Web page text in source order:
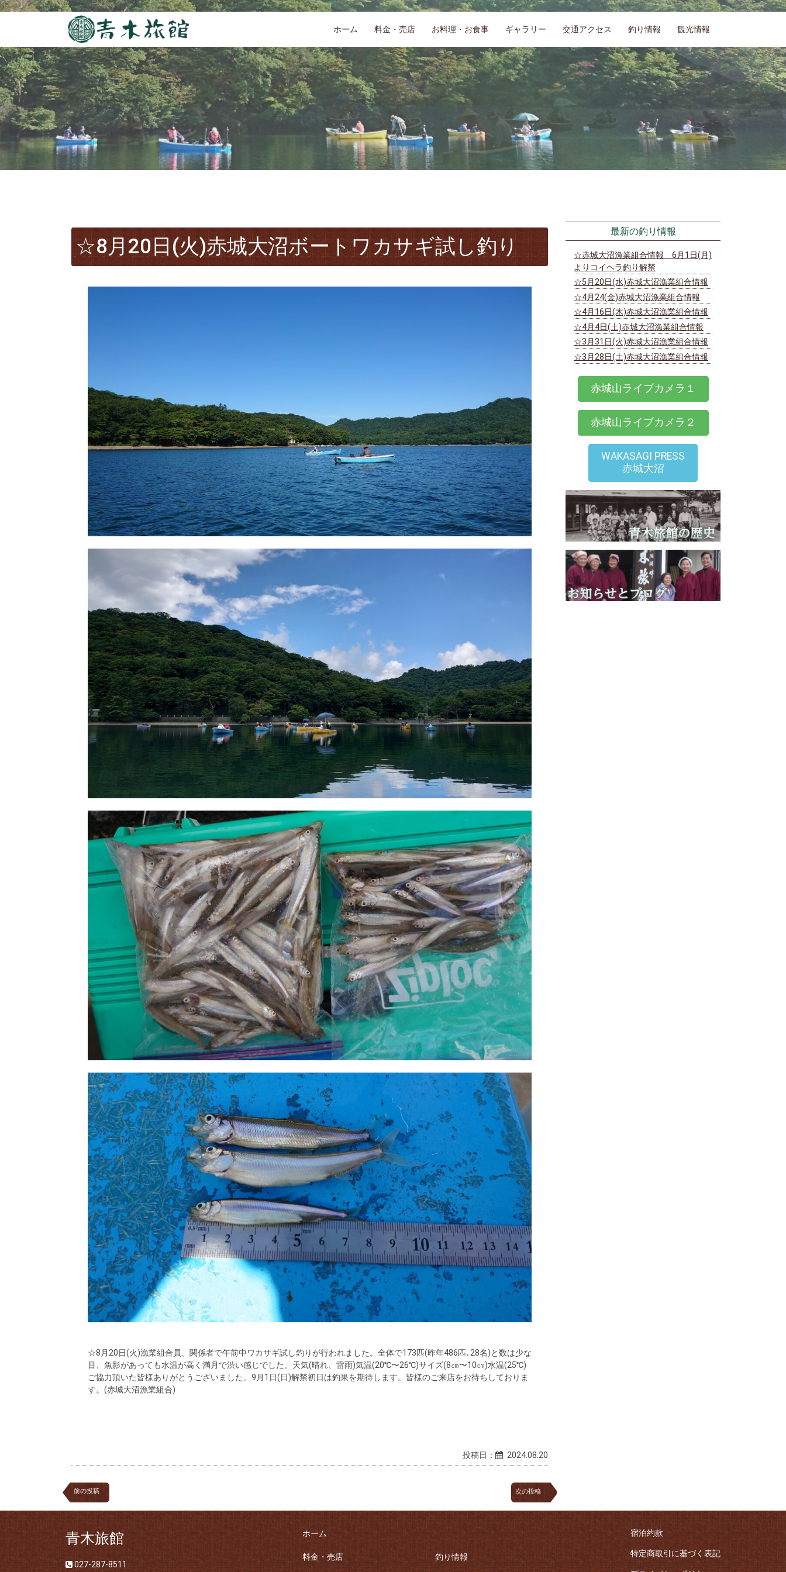
ホーム 料金・売店 お料理・お食事 ギャラリー 交通アクセス 釣り情報 観光情報
☆8月20日(火)赤城大沼ボートワカサギ試し釣り
☆8月20日(火)漁業組合員、関係者で午前中ワカサギ試し釣りが行われました。全体で173匹(昨年486匹､28名)と数は少な
目、魚影があっても水温が高く満月で渋い感じでした。天気(晴れ、雷雨)気温(20℃〜26℃)サイズ(8㎝〜10㎝)水温(25℃)
ご協力頂いた皆様ありがとうございました。9月1日(日)解禁初日は釣果を期待します。皆様のご来店をお待ちしておりま
す。(赤城大沼漁業組合)
投稿日： 2024.08.20
前の投稿 次の投稿
最新の釣り情報
☆赤城大沼漁業組合情報 6月1日(月)
よりコイヘラ釣り解禁
☆5月20日(水)赤城大沼漁業組合情報
☆4月24(金)赤城大沼漁業組合情報
☆4月16日(木)赤城大沼漁業組合情報
☆4月4日(土)赤城大沼漁業組合情報
☆3月31日(火)赤城大沼漁業組合情報
☆3月28日(土)赤城大沼漁業組合情報
赤城山ライブカメラ１
赤城山ライブカメラ２
WAKASAGI PRESS
赤城大沼
青木旅館
027-287-8511
ホーム
料金・売店 釣り情報
宿泊約款
特定商取引に基づく表記